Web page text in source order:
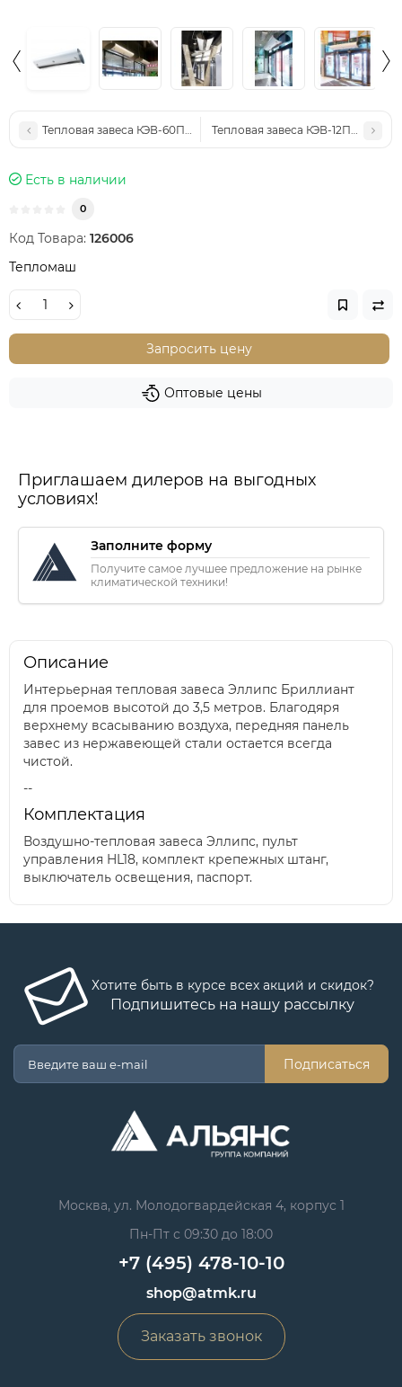
Тепловая завеса КЭВ-60П5021EТепловая завеса КЭВ-12П6011E
Есть в наличии
0
Код Товара: 126006
Тепломаш
Запросить цену
Оптовые цены
Приглашаем дилеров на выгодных
условиях!
Заполните форму
Получите самое лучшее предложение на рынке
климатической техники!
Описание
Интерьерная тепловая завеса Эллипс Бриллиант
для проемов высотой до 3,5 метров. Благодяря
верхнему всасыванию воздуха, передняя панель
завес из нержавеющей стали остается всегда
чистой.
--
Комплектация
Воздушно-тепловая завеса Эллипс, пульт
управления HL18, комплект крепежных штанг,
выключатель освещения, паспорт.
Хотите быть в курсе всех акций и скидок?
Подпишитесь на нашу рассылку
Подписаться
Москва, ул. Молодогвардейская 4, корпус 1
Пн-Пт с 09:30 до 18:00
+7 (495) 478-10-10
shop@atmk.ru
Заказать звонок